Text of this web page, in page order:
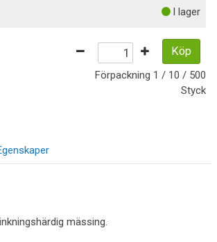
I lager
Köp
Förpackning 1 / 10 / 500
Styck
mässing.